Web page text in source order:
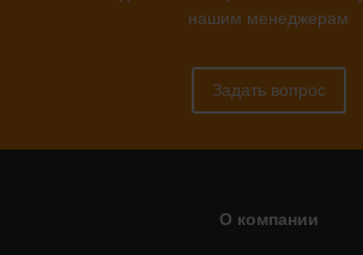
нашим менеджерам
Задать вопрос
О компании